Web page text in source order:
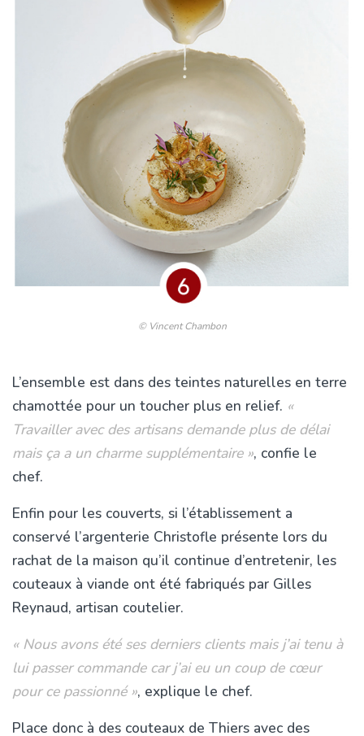
© Vincent Chambon
L’ensemble est dans des teintes naturelles en terre
chamottée pour un toucher plus en relief. «
Travailler avec des artisans demande plus de délai
mais ça a un charme supplémentaire », confie le
chef.
Enfin pour les couverts, si l’établissement a
conservé l’argenterie Christofle présente lors du
rachat de la maison qu’il continue d’entretenir, les
couteaux à viande ont été fabriqués par Gilles
Reynaud, artisan coutelier.
« Nous avons été ses derniers clients mais j’ai tenu à
lui passer commande car j’ai eu un coup de cœur
pour ce passionné », explique le chef.
Place donc à des couteaux de Thiers avec des